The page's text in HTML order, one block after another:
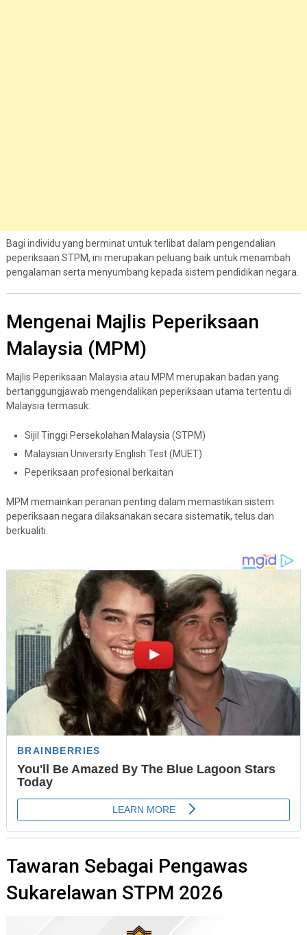
Bagi individu yang berminat untuk terlibat dalam pengendalian
peperiksaan STPM, ini merupakan peluang baik untuk menambah
pengalaman serta menyumbang kepada sistem pendidikan negara.
Mengenai Majlis Peperiksaan
Malaysia (MPM)
Majlis Peperiksaan Malaysia atau MPM merupakan badan yang
bertanggungjawab mengendalikan peperiksaan utama tertentu di
Malaysia termasuk:
Sijil Tinggi Persekolahan Malaysia (STPM)
Malaysian University English Test (MUET)
Peperiksaan profesional berkaitan
MPM memainkan peranan penting dalam memastikan sistem
peperiksaan negara dilaksanakan secara sistematik, telus dan
berkualiti.
Tawaran Sebagai Pengawas
Sukarelawan STPM 2026